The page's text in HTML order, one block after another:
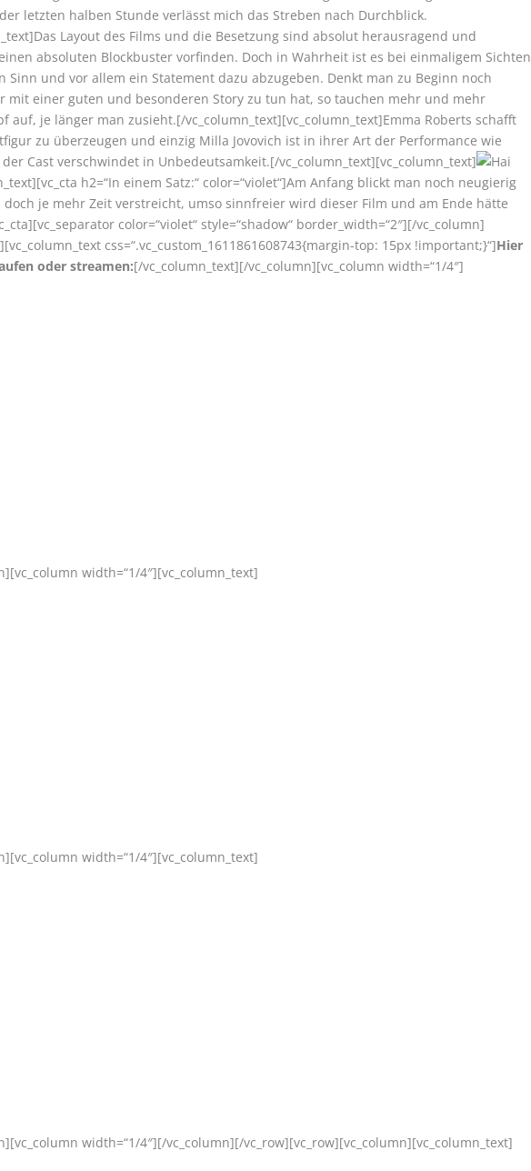
letzten halben Stunde verlässt mich das Streben nach Durchblick.
Layout des Films und die Besetzung sind absolut herausragend und
absoluten Blockbuster vorfinden. Doch in Wahrheit ist es bei einmaligem Sichten
Sinn und vor allem ein Statement dazu abzugeben. Denkt man zu Beginn noch
mit einer guten und besonderen Story zu tun hat, so tauchen mehr und mehr
auf, je länger man zusieht.[/vc_column_text][vc_column_text]Emma Roberts schafft
zu überzeugen und einzig Milla Jovovich ist in ihrer Art der Performance wie
Cast verschwindet in Unbedeutsamkeit.[/vc_column_text][vc_column_text]
h2=“In einem Satz:“ color=“violet“]Am Anfang blickt man noch neugierig
doch je mehr Zeit verstreicht, umso sinnfreier wird dieser Film und am Ende hätte
color=“violet“ style=“shadow“ border_width=“2″][/vc_column]
css=“.vc_custom_1611861608743{margin-top: 15px !important;}“]Hier
oder streamen:[/vc_column_text][/vc_column][vc_column width=“1/4″]
width=“1/4″][vc_column_text]
width=“1/4″][vc_column_text]
width=“1/4″][/vc_column][/vc_row][vc_row][vc_column][vc_column_text]